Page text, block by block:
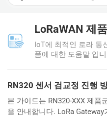
For
LoRaWAN 제
IoT에 최적인 로라 통
품에 대한 도움말 입
RN320 센서 검교정 진행
본 가이드는 RN320-XXX 제품
을 안내합니다. LoRa